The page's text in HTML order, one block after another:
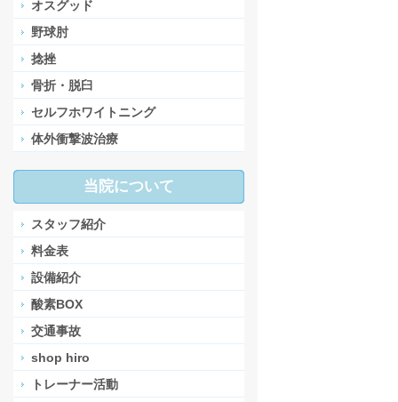
オスグッド
野球肘
捻挫
骨折・脱臼
セルフホワイトニング
体外衝撃波治療
当院について
スタッフ紹介
料金表
設備紹介
酸素BOX
交通事故
shop hiro
トレーナー活動